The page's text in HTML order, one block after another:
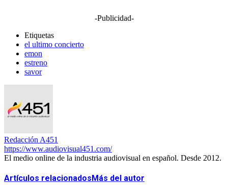
-Publicidad-
Etiquetas
el ultimo concierto
emon
estreno
savor
Redacción A451
https://www.audiovisual451.com/
El medio online de la industria audiovisual en español. Desde 2012.
Artículos relacionadosMás del autor